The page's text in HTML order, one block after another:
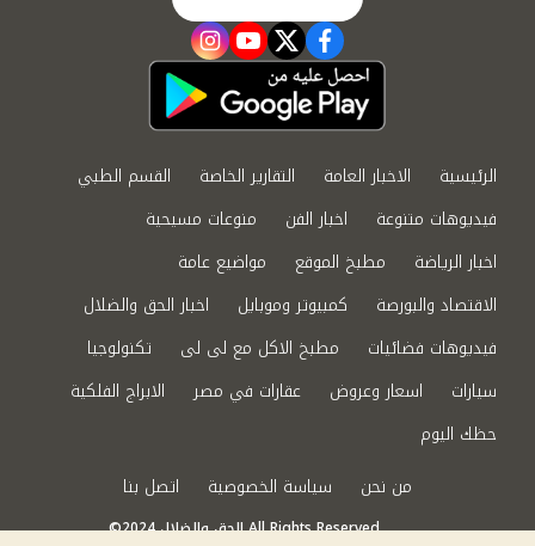
facebook
twitter
youtube
instagram
الرئيسية الاخبار العامة التقارير الخاصة
القسم الطبي
فيديوهات متنوعة
اخبار الفن
منوعات مسيحية
اخبار الرياضة
مطبخ الموقع
مواضيع عامة
الاقتصاد والبورصة
كمبيوتر وموبايل
اخبار الحق والضلال
فيديوهات فضائيات
مطبخ الاكل مع لى لى
تكنولوجيا
سيارات
اسعار وعروض عقارات في مصر
الابراج الفلكية
حظك اليوم
من نحن
سياسة الخصوصية اتصل بنا
©2024 الحق والضلال All Rights Reserved.